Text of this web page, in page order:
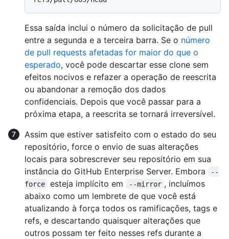
Essa saída inclui o número da solicitação de pull
entre a segunda e a terceira barra. Se o número
de pull requests afetadas for maior do que o
esperado, você pode descartar esse clone sem
efeitos nocivos e refazer a operação de reescrita
ou abandonar a remoção dos dados
confidenciais. Depois que você passar para a
próxima etapa, a reescrita se tornará irreversível.
Assim que estiver satisfeito com o estado do seu
repositório, force o envio de suas alterações
locais para sobrescrever seu repositório em sua
instância do GitHub Enterprise Server. Embora
--
force
esteja implícito em --mirror , incluímos
abaixo como um lembrete de que você está
atualizando à força todos os ramificações, tags e
refs, e descartando quaisquer alterações que
outros possam ter feito nesses refs durante a